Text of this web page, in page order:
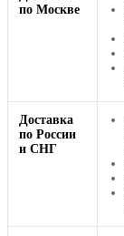
по Москве
Доставка
по России
и СНГ